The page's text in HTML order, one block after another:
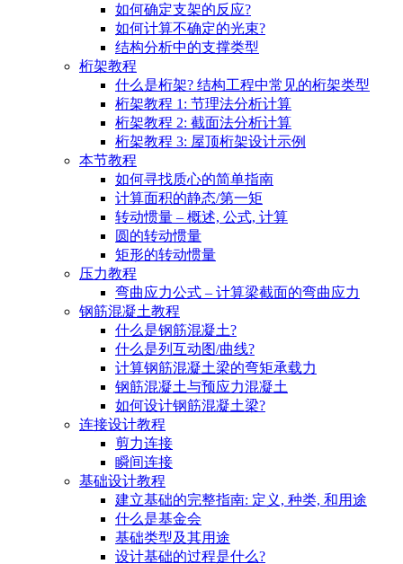
如何确定支架的反应?
如何计算不确定的光束?
结构分析中的支撑类型
桁架教程
什么是桁架? 结构工程中常见的桁架类型
桁架教程 1: 节理法分析计算
桁架教程 2: 截面法分析计算
桁架教程 3: 屋顶桁架设计示例
本节教程
如何寻找质心的简单指南
计算面积的静态/第一矩
转动惯量 – 概述, 公式, 计算
圆的转动惯量
矩形的转动惯量
压力教程
弯曲应力公式 – 计算梁截面的弯曲应力
钢筋混凝土教程
什么是钢筋混凝土?
什么是列互动图/曲线?
计算钢筋混凝土梁的弯矩承载力
钢筋混凝土与预应力混凝土
如何设计钢筋混凝土梁?
连接设计教程
剪力连接
瞬间连接
基础设计教程
建立基础的完整指南: 定义, 种类, 和用途
什么是基金会
基础类型及其用途
设计基础的过程是什么?